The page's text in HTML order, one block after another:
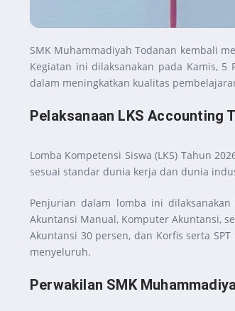
SMK Muhammadiyah Todanan kembali
Kegiatan ini dilaksanakan pada Kamis,
dalam meningkatkan kualitas
Pelaksanaan LKS Accounting
Lomba Kompetensi Siswa (LKS) Tahun
sesuai standar dunia kerja dan dunia
Penjurian dalam lomba ini
Akuntansi Manual, Komputer Akuntansi,
Akuntansi 30 persen, dan Korfis serta
menyeluruh.
Perwakilan SMK